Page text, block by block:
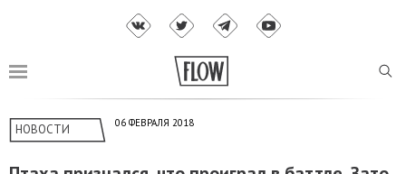
НОВОСТИ 06 ФЕВРАЛЯ 2018